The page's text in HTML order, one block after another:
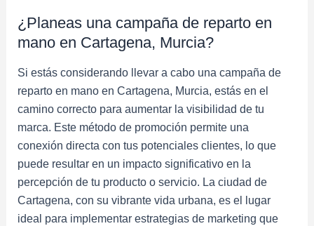
¿Planeas una campaña de reparto en
mano en Cartagena, Murcia?
Si estás considerando llevar a cabo una campaña de
reparto en mano en Cartagena, Murcia, estás en el
camino correcto para aumentar la visibilidad de tu
marca. Este método de promoción permite una
conexión directa con tus potenciales clientes, lo que
puede resultar en un impacto significativo en la
percepción de tu producto o servicio. La ciudad de
Cartagena, con su vibrante vida urbana, es el lugar
ideal para implementar estrategias de marketing que